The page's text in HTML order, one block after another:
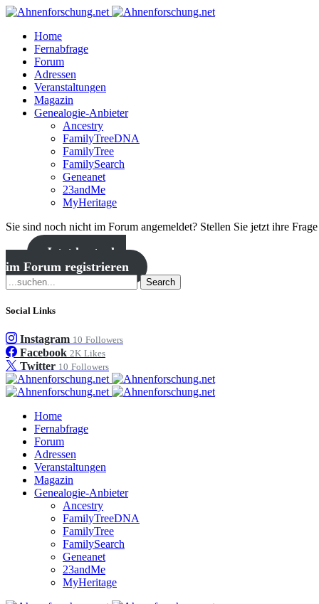
Home
Fernabfrage
Forum
Adressen
Veranstaltungen
Magazin
Genealogie-Anbieter
Ancestry
FamilyTreeDNA
FamilyTree
FamilySearch
Geneanet
23andMe
MyHeritage
Sie sind noch nicht im Forum angemeldet? Stellen Sie jetzt ihre
Jetzt kostenlos
im Forum registrieren
Search
Social Links
Instagram 10 Followers
Facebook 2K Likes
Twitter 10 Followers
Home
Fernabfrage
Forum
Adressen
Veranstaltungen
Magazin
Genealogie-Anbieter
Ancestry
FamilyTreeDNA
FamilyTree
FamilySearch
Geneanet
23andMe
MyHeritage